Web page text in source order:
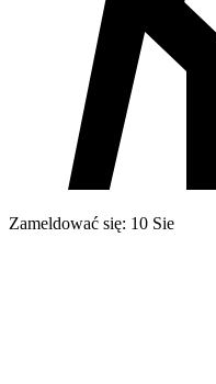
Zameldować się: 10 Sie